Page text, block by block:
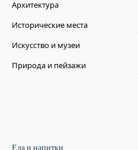
Архитектура
Исторические места
Искусство и музеи
Природа и пейзажи